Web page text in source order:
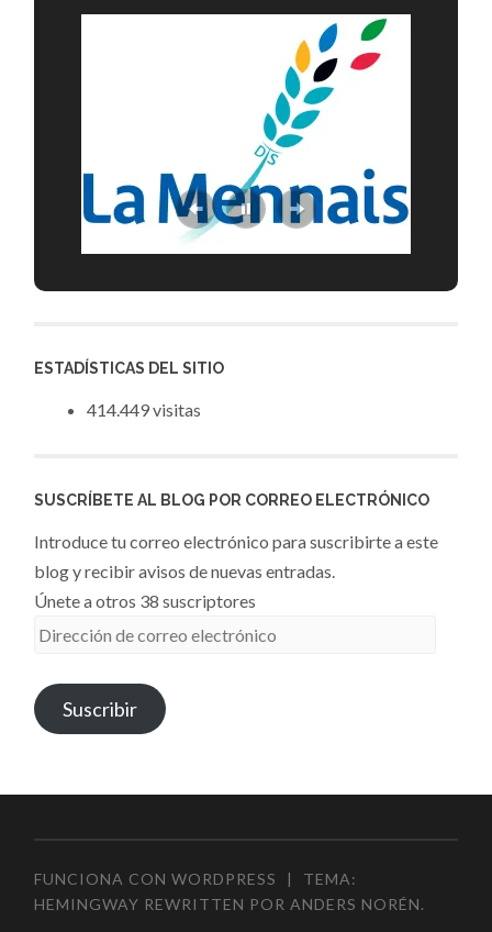
ESTADÍSTICAS DEL SITIO
414.449 visitas
SUSCRÍBETE AL BLOG POR CORREO ELECTRÓNICO
Introduce tu correo electrónico para suscribirte a este
blog y recibir avisos de nuevas entradas.
Únete a otros 38 suscriptores
Dirección
correo
electrónico
Suscribir
FUNCIONA CON WORDPRESS |
TEMA:
HEMINGWAY REWRITTEN PORANDERS NORÉN.